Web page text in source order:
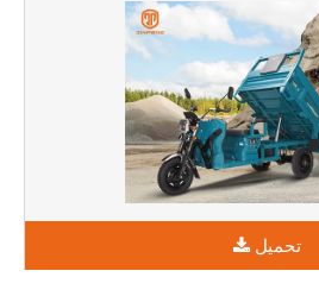
تحميل